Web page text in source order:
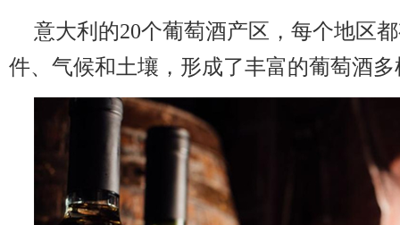
意大利的20个葡萄酒产区，每个地区
件、气候和土壤，形成了丰富的葡萄酒多